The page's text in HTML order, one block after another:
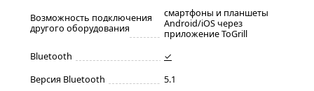
Возможность подключения
другого оборудования
смартфоны и планшеты
Android/iOS через
приложение ToGrill
Bluetooth
✓
Версия Bluetooth
5.1